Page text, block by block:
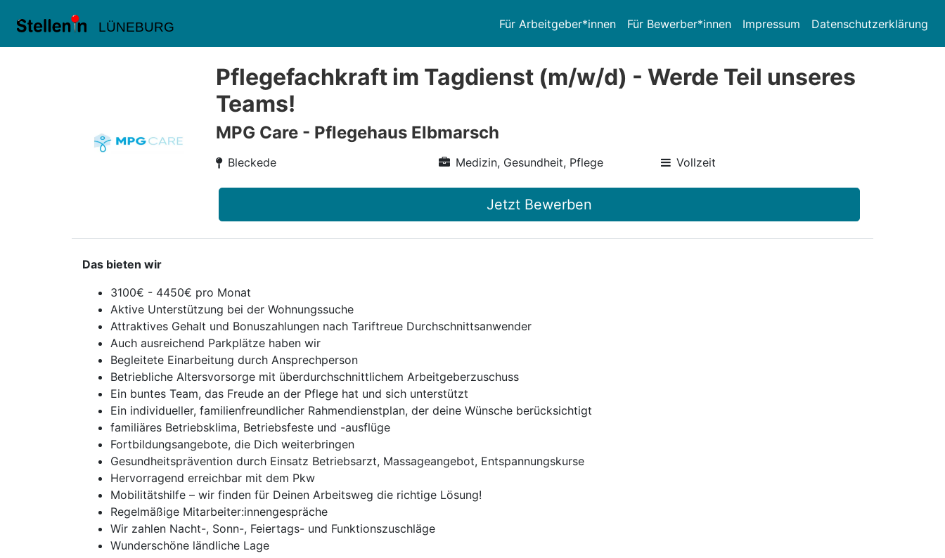
LÜNEBURG Für Arbeitgeber*innen Für Bewerber*innen Impressum Datenschutzerklärung
Pflegefachkraft im Tagdienst (m/w/d) - Werde Teil unseres
Teams!
MPG Care - Pflegehaus Elbmarsch
Bleckede Medizin, Gesundheit, Pflege Vollzeit
Jetzt Bewerben
Das bieten wir
3100€ - 4450€ pro Monat
Aktive Unterstützung bei der Wohnungssuche
Attraktives Gehalt und Bonuszahlungen nach Tariftreue Durchschnittsanwender
Auch ausreichend Parkplätze haben wir
Begleitete Einarbeitung durch Ansprechperson
Betriebliche Altersvorsorge mit überdurchschnittlichem Arbeitgeberzuschuss
Ein buntes Team, das Freude an der Pflege hat und sich unterstützt
Ein individueller, familienfreundlicher Rahmendienstplan, der deine Wünsche berücksichtigt
familiäres Betriebsklima, Betriebsfeste und -ausflüge
Fortbildungsangebote, die Dich weiterbringen
Gesundheitsprävention durch Einsatz Betriebsarzt, Massageangebot, Entspannungskurse
Hervorragend erreichbar mit dem Pkw
Mobilitätshilfe – wir finden für Deinen Arbeitsweg die richtige Lösung!
Regelmäßige Mitarbeiter:innengespräche
Wir zahlen Nacht-, Sonn-, Feiertags- und Funktionszuschläge
Wunderschöne ländliche Lage